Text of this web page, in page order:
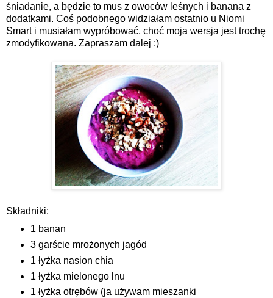
śniadanie, a będzie to mus z owoców leśnych i banana z
dodatkami. Coś podobnego widziałam ostatnio u Niomi
Smart i musiałam wypróbować, choć moja wersja jest trochę
zmodyfikowana. Zapraszam dalej :)
Składniki:
1 banan
3 garście mrożonych jagód
1 łyżka nasion chia
1 łyżka mielonego lnu
1 łyżka otrębów (ja używam mieszanki